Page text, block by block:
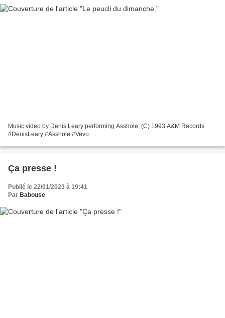
Music video by Denis Leary performing Asshole. (C) 1993 A&M Records
#DenisLeary #Asshole #Vevo
Ça presse !
Publié le 22/01/2023 à 19:41
Par Babouse